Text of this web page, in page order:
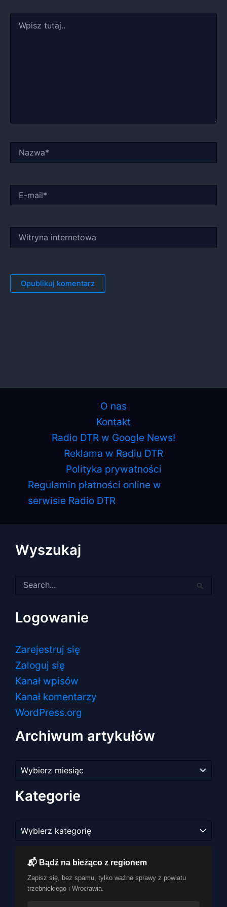
tutaj..
mail*
internetowa
O nas
Kontakt
Radio DTR w Google News!
Reklama w Radiu DTR
Polityka prywatności
Regulamin płatności online w
serwisie Radio DTR
Wyszukaj
dla:
Logowanie
Zarejestruj się
Zaloguj się
Kanał wpisów
Kanał komentarzy
WordPress.org
Archiwum artykułów
artykułów
Kategorie
📬 Bądź na bieżąco z regionem
Zapisz się, bez spamu, tylko ważne sprawy z powiatu
trzebnickiego i Wrocławia.